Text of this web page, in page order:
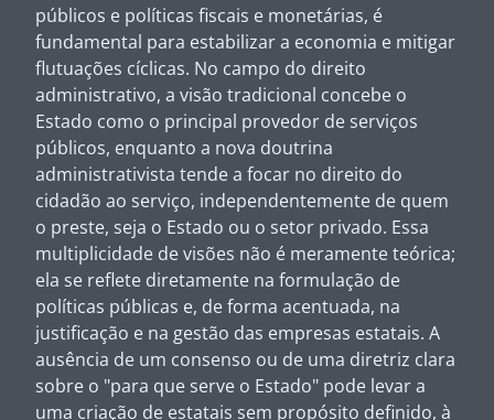
públicos e políticas fiscais e monetárias, é
fundamental para estabilizar a economia e mitigar
flutuações cíclicas. No campo do direito
administrativo, a visão tradicional concebe o
Estado como o principal provedor de serviços
públicos, enquanto a nova doutrina
administrativista tende a focar no direito do
cidadão ao serviço, independentemente de quem
o preste, seja o Estado ou o setor privado. Essa
multiplicidade de visões não é meramente teórica;
ela se reflete diretamente na formulação de
políticas públicas e, de forma acentuada, na
justificação e na gestão das empresas estatais. A
ausência de um consenso ou de uma diretriz clara
sobre o "para que serve o Estado" pode levar a
uma criação de estatais sem propósito definido, à